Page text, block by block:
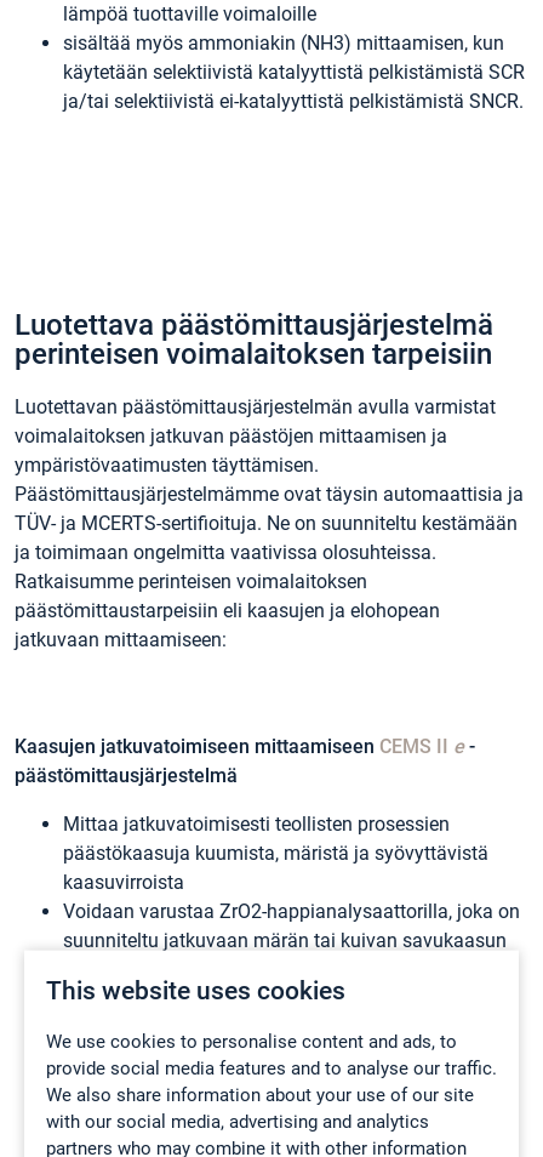
This website uses cookies
We use cookies to personalise content and ads, to
provide social media features and to analyse our traffic.
We also share information about your use of our site
with our social media, advertising and analytics
partners who may combine it with other information
lämpöä tuottaville voimaloille
sisältää myös ammoniakin (NH3) mittaamisen, kun
käytetään selektiivistä katalyyttistä pelkistämistä SCR
ja/tai selektiivistä ei-katalyyttistä pelkistämistä SNCR.
Luotettava päästömittausjärjestelmä
perinteisen voimalaitoksen tarpeisiin
Luotettavan päästömittausjärjestelmän avulla varmistat
voimalaitoksen jatkuvan päästöjen mittaamisen ja
ympäristövaatimusten täyttämisen.
Päästömittausjärjestelmämme ovat täysin automaattisia ja
TÜV- ja MCERTS-sertifioituja. Ne on suunniteltu kestämään
ja toimimaan ongelmitta vaativissa olosuhteissa.
Ratkaisumme perinteisen voimalaitoksen
päästömittaustarpeisiin eli kaasujen ja elohopean
jatkuvaan mittaamiseen:
Kaasujen jatkuvatoimiseen mittaamiseen CEMS II e-
päästömittausjärjestelmä
Mittaa jatkuvatoimisesti teollisten prosessien
päästökaasuja kuumista, märistä ja syövyttävistä
kaasuvirroista
Voidaan varustaa ZrO2-happianalysaattorilla, joka on
suunniteltu jatkuvaan märän tai kuivan savukaasun
Mittaa samanaikaisesti eri mittausalueilla jopa 50
Vakiona 16 kaasun yhtäaikainen mittaus: H2 O, CO
CO, N
2 O, NO, NO 2 , SO2 , HCl, HF, NH 3 , CH4, C 2 6, C
C2 H4ja CH2
O
Erinomainen 98,4 %:n vuositason käytettävyys